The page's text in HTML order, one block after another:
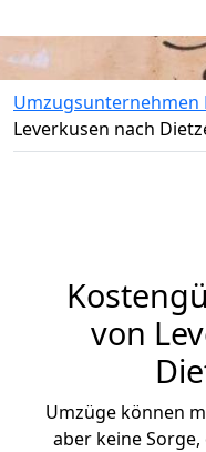
Umzugsunternehmen
Leverkusen nach
von
Umzüge können
aber keine